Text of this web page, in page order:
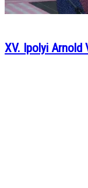
XV. Ipolyi Arnold